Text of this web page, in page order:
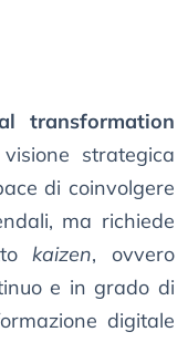
transformation
strategica
di coinvolgere
ma richiede
kaizen, ovvero
e in grado di
digitale